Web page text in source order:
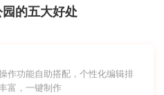
的五大好处
作功能自助搭配，个性化编辑排
富，一键制作